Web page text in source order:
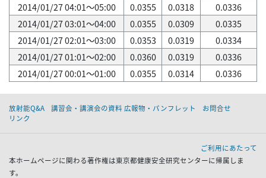
2014/01/27 04:01～05:00
0.0355 0.0318
0.0336
2014/01/27 03:01～04:00
0.0355 0.0309
0.0335
2014/01/27 02:01～03:00
0.0353 0.0319
0.0334
2014/01/27 01:01～02:00
0.0360 0.0319
0.0336
2014/01/27 00:01～01:00
0.0355 0.0314 0.0336
放射能Q&A 講習会・講演会の資料 広報物・パンフレット
お問合せ
リンク
ご利用にあたって
本ホームページに関わる著作権は東京都健康安全研究センターに帰属しま
す。